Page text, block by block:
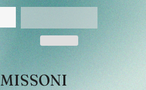
MISSONI